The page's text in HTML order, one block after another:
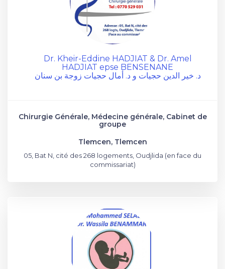
Dr. Kheir-Eddine HADJIAT & Dr. Amel
HADJIAT epse BENSENANE
د. خير الدين حجيات و د. أمال حجيات زوجة بن سنان
Chirurgie Générale, Médecine générale, Cabinet de
groupe
Tlemcen, Tlemcen
05, Bat N, cité des 268 logements, Oudjlida (en face du
commissariat)